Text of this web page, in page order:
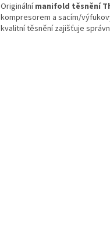
Originálnímanifold těsnění
kompresorem a sacím/
kvalitní těsnění zajišťuje